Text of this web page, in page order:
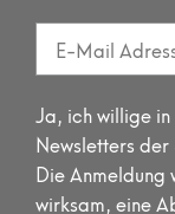
Ja, ich willige
Newsletters
Die Anmeldung
wirksam, eine